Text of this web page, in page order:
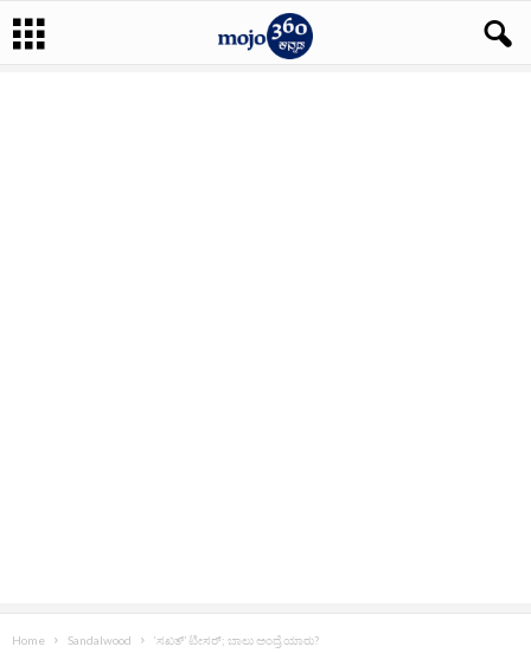
Home Sandalwood ‘ಸಖತ್’ ಟೀಸರ್; ಬಾಲು ಅಂದ್ರೆ ಯಾರು?